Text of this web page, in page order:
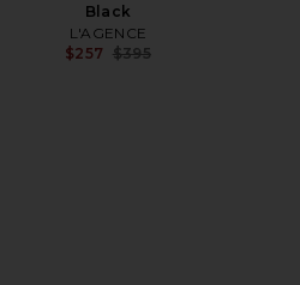
Black
L'AGENCE
$257 $395